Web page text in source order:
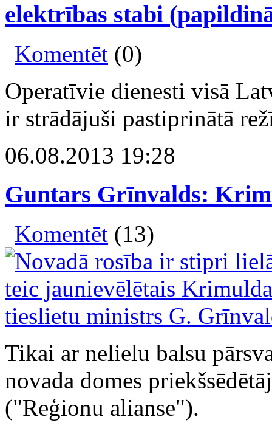
elektrības stabi
Komentēt (0)
Operatīvie dienesti visā
ir strādājuši pastiprinātā
06.08.2013 19:28
Guntars Grīnvalds:
Komentēt (13)
Tikai ar nelielu balsu
novada domes
("Reģionu alianse").